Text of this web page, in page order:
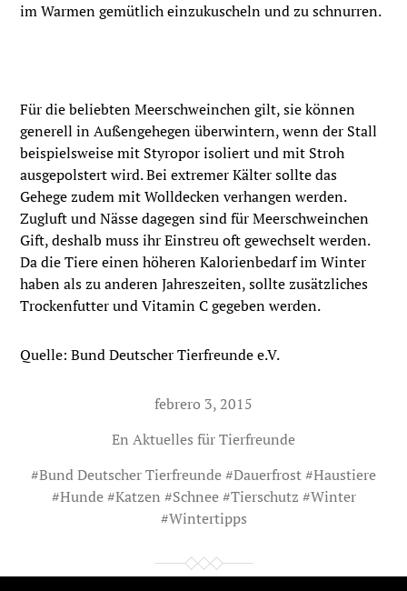
im Warmen gemütlich einzukuscheln und zu schnurren.
Für die beliebten Meerschweinchen gilt, sie können
generell in Außengehegen überwintern, wenn der Stall
beispielsweise mit Styropor isoliert und mit Stroh
ausgepolstert wird. Bei extremer Kälter sollte das
Gehege zudem mit Wolldecken verhangen werden.
Zugluft und Nässe dagegen sind für Meerschweinchen
Gift, deshalb muss ihr Einstreu oft gewechselt werden.
Da die Tiere einen höheren Kalorienbedarf im Winter
haben als zu anderen Jahreszeiten, sollte zusätzliches
Trockenfutter und Vitamin C gegeben werden.
Quelle: Bund Deutscher Tierfreunde e.V.
febrero 3, 2015
En Aktuelles für Tierfreunde
#Bund Deutscher Tierfreunde#Dauerfrost#Haustiere
#Hunde#Katzen #Schnee#Tierschutz #Winter
#Wintertipps